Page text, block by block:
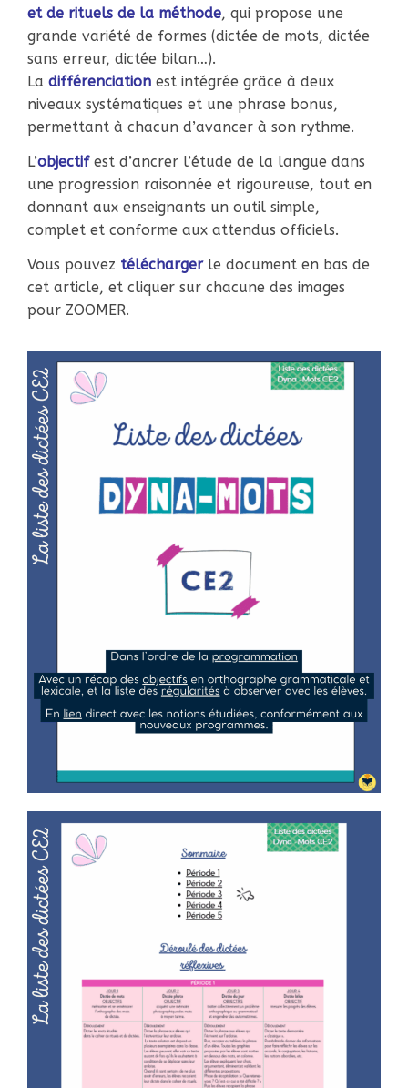
et de rituels de la méthode, qui propose une
grande variété de formes (dictée de mots, dictée
sans erreur, dictée bilan…).
La différenciation est intégrée grâce à deux
niveaux systématiques et une phrase bonus,
permettant à chacun d’avancer à son rythme.
L’objectifest d’ancrer l’étude de la langue dans
une progression raisonnée et rigoureuse, tout en
donnant aux enseignants un outil simple,
complet et conforme aux attendus officiels.
Vous pouvez téléchargerle document en bas de
cet article, et cliquer sur chacune des images
pour ZOOMER.